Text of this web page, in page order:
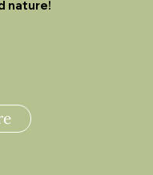
nature!